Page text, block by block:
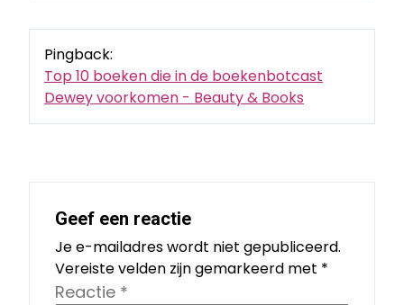
Pingback:
Top 10 boeken die in de boekenbotcast
Dewey voorkomen - Beauty & Books
Geef een reactie
Je e-mailadres wordt niet gepubliceerd.
Vereiste velden zijn gemarkeerd met *
Reactie *